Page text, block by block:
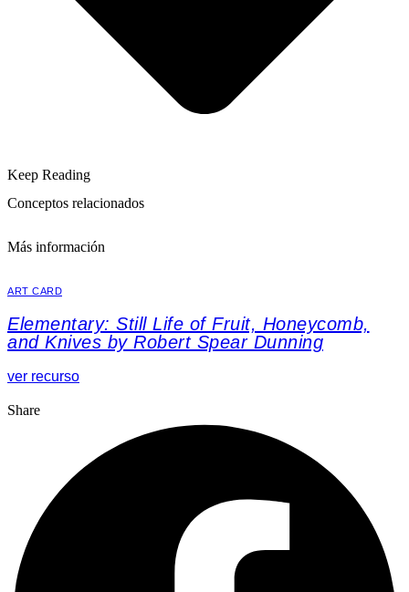
Keep Reading
Conceptos relacionados
Más información
ART CARD
Elementary: Still Life of Fruit, Honeycomb,
and Knives by Robert Spear Dunning
ver recurso
Share